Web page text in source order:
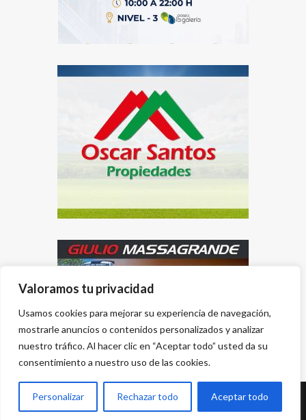
Valoramos tu privacidad
Usamos cookies para mejorar su experiencia de navegación,
mostrarle anuncios o contenidos personalizados y analizar
nuestro tráfico. Al hacer clic en “Aceptar todo” usted da su
consentimiento a nuestro uso de las cookies.
Personalizar Rechazar todo Aceptar todo
Desarrollado por